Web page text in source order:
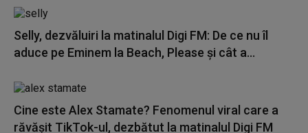
Selly, dezvăluiri la matinalul Digi FM: De ce nu îl
aduce pe Eminem la Beach, Please și cât a...
Cine este Alex Stamate? Fenomenul viral care a
răvășit TikTok-ul, dezbătut la matinalul Digi FM